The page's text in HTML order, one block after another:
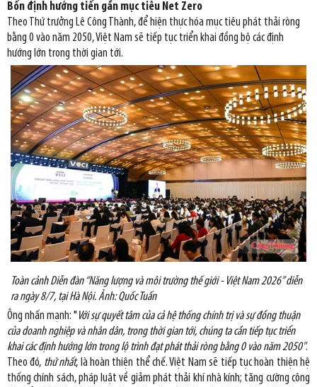
Bốn định hướng tiến gần mục tiêu Net Zero
Theo Thứ trưởng Lê Công Thành, để hiện thực hóa mục tiêu phát thải ròng
bằng 0 vào năm 2050, Việt Nam sẽ tiếp tục triển khai đồng bộ các định
hướng lớn trong thời gian tới.
Toàn cảnh Diễn đàn “Năng lượng và môi trường thế giới - Việt Nam 2026” diễn
ra ngày 8/7, tại Hà Nội. Ảnh: Quốc Tuấn
Ông nhấn mạnh: " Với sự quyết tâm của cả hệ thống chính trị và sự đồng thuận
của doanh nghiệp và nhân dân, trong thời gian tới, chúng ta cần tiếp tục triển
khai các định hướng lớn trong lộ trình đạt phát thải ròng bằng 0 vào năm 2050".
Theo đó, thứ nhất, là hoàn thiện thể chế. Việt Nam sẽ tiếp tục hoàn thiện hệ
thống chính sách, pháp luật về giảm phát thải khí nhà kính; tăng cường công